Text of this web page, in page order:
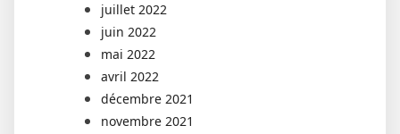
juillet 2022
juin 2022
mai 2022
avril 2022
décembre 2021
novembre 2021